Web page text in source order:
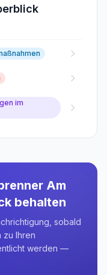
im
Am
behalten
sobald
zu Ihren
werden —